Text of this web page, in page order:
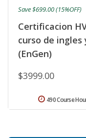
Certificacion
curso de
(EnGen)
$3999.00
Save $699.00 (15%OFF)
490 Course